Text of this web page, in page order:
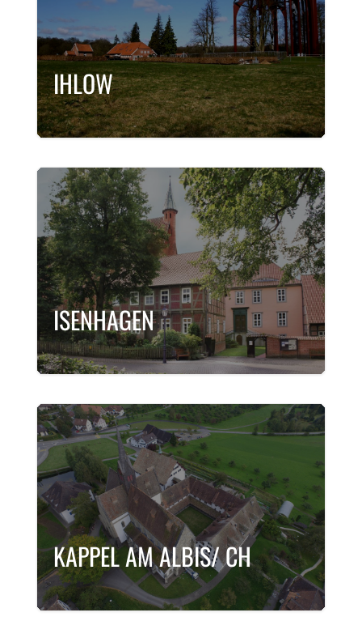
IHLOW
ISENHAGEN
KAPPEL AM ALBIS/ CH